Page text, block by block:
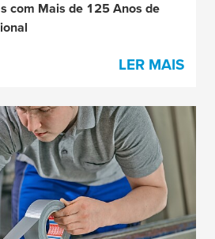
com Mais de 125 Anos de
LER MAIS